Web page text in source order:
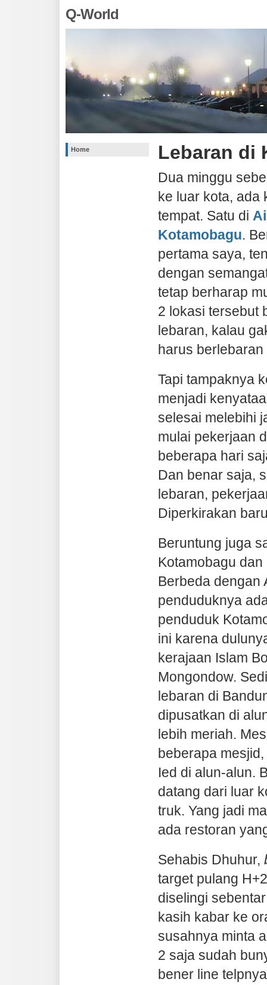
Q-World
Home Lebaran di
Dua minggu
ke luar kota, ada
tempat. Satu di
Kotamobagu.
pertama saya,
dengan
tetap berharap
2 lokasi tersebut
lebaran, kalau
harus
Tapi tampaknya
menjadi
selesai melebihi
mulai pekerjaan
beberapa hari
Dan benar saja,
lebaran,
Diperkirakan
Beruntung juga
Kotamobagu
Berbeda dengan
penduduknya
penduduk
ini karena
kerajaan Islam
Mongondow.
lebaran di
dipusatkan di
lebih meriah.
beberapa
Ied di alun-alun.
datang dari luar
truk. Yang jadi
ada restoran
Sehabis Dhuhur,
target pulang
diselingi
kasih kabar ke
susahnya minta
2 saja sudah
bener line